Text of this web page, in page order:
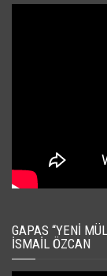
GAPAS “YENI
İSMAIL ÖZCAN